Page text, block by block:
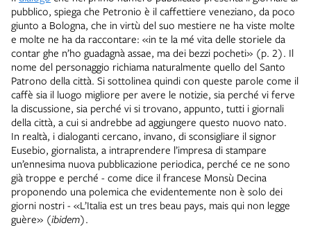
pubblico, spiega che Petronio è il caffettiere veneziano, da poco
giunto a Bologna, che in virtù del suo mestiere ne ha viste molte
e molte ne ha da raccontare: «in te la mé vita delle storiele da
contar ghe n’ho guadagnà assae, ma dei bezzi pocheti» (p. 2). Il
nome del personaggio richiama naturalmente quello del Santo
Patrono della città. Si sottolinea quindi con queste parole come il
caffè sia il luogo migliore per avere le notizie, sia perché vi ferve
la discussione, sia perché vi si trovano, appunto, tutti i giornali
della città, a cui si andrebbe ad aggiungere questo nuovo nato.
In realtà, i dialoganti cercano, invano, di sconsigliare il signor
Eusebio, giornalista, a intraprendere l’impresa di stampare
un’ennesima nuova pubblicazione periodica, perché ce ne sono
già troppe e perché - come dice il francese Monsù Decina
proponendo una polemica che evidentemente non è solo dei
giorni nostri - «L’Italia est un tres beau pays, mais qui non legge
guère» (ibidem).